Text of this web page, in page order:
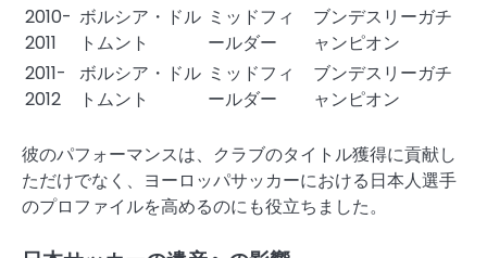
2010-
2011
ボルシア・ドル
トムント
ミッドフィ
ールダー
ブンデスリーガチ
ャンピオン
2011-
2012
ボルシア・ドル
トムント
ミッドフィ
ールダー
ブンデスリーガチ
ャンピオン
彼のパフォーマンスは、クラブのタイトル獲得に貢献し
ただけでなく、ヨーロッパサッカーにおける日本人選手
のプロファイルを高めるのにも役立ちました。